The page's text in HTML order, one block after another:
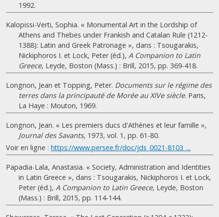
1992.
Kalopissi-Verti, Sophia. « Monumental Art in the Lordship of
Athens and Thebes under Frankish and Catalan Rule (1212-
1388): Latin and Greek Patronage », dans : Tsougarakis,
Nickiphoros I. et Lock, Peter (éd.), A Companion to Latin
Greece, Leyde, Boston (Mass.) : Brill, 2015, pp. 369-418.
Longnon, Jean et Topping, Peter. Documents sur le régime des
terres dans la principauté de Morée au XIVe siècle. Paris,
La Haye : Mouton, 1969.
Longnon, Jean. « Les premiers ducs d'Athènes et leur famille »,
Journal des Savants, 1973, vol. 1, pp. 61-80.
Voir en ligne : https://www.persee.fr/doc/jds_0021-8103_...
Papadia-Lala, Anastasia. « Society, Administration and Identities
in Latin Greece », dans : Tsougarakis, Nickiphoros I. et Lock,
Peter (éd.), A Companion to Latin Greece, Leyde, Boston
(Mass.) : Brill, 2015, pp. 114-144.